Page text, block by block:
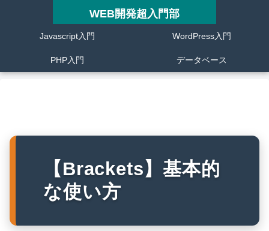
WEB開発超入門部
Javascript入門 WordPress入門
PHP入門 データベース
【Brackets】基本的
な使い方